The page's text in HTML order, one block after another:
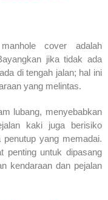
cover adalah
jika tidak ada
di tengah jalan; hal ini
yang melintas.
lubang, menyebabkan
kaki juga berisiko
yang memadai.
penting untuk dipasang
kendaraan dan pejalan